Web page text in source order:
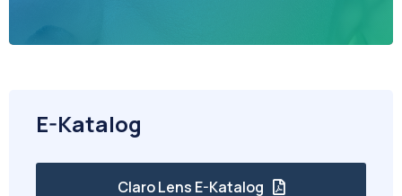
E-Katalog
Claro Lens E-Katalog